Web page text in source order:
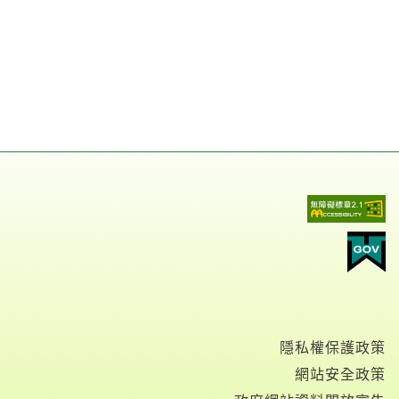
隱私權保護政策
網站安全政策